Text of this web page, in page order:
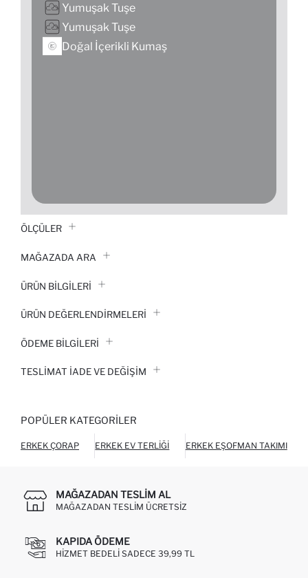
Yumuşak Tuşe
Yumuşak Tuşe
Doğal İçerikli Kumaş
ÖLÇÜLER
MAĞAZADA ARA
ÜRÜN BILGILERI
ÜRÜN DEĞERLENDİRMELERİ
ÖDEME BİLGİLERİ
TESLIMAT İADE VE DEĞIŞIM
POPÜLER KATEGORILER
ERKEK ÇORAP ERKEK EV TERLIĞI ERKEK EŞOFMAN TAKIMI
MAĞAZADAN TESLIM AL
MAĞAZADAN TESLIM ÜCRETSIZ
KAPIDA ÖDEME
HIZMET BEDELI SADECE 39,99 TL